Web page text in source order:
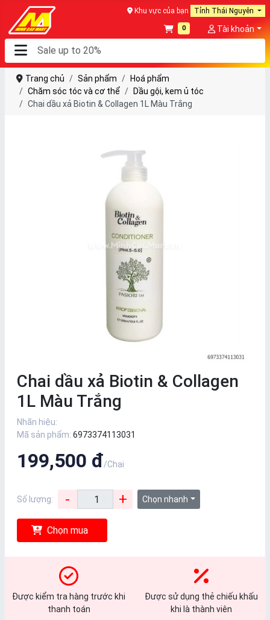
Khu vực của bạn Tỉnh Thái Nguyên
0 Tài khoản
Trang chủ Sản phẩm
Hoá phẩm
Chăm sóc tóc và cơ thể
Dầu gội, kem ủ tóc
Chai dầu xả Biotin & Collagen 1L Màu Trắng
Chai dầu xả Biotin & Collagen
1L Màu Trắng
Nhãn hiệu:
Mã sản phẩm: 6973374113031
199,500 đ/Chai
Số lượng: - + Chọn nhanh
Chọn mua
Được kiểm tra hàng trước khi
thanh toán
Được sử dụng thẻ chiếu khấu
khi là thành viên